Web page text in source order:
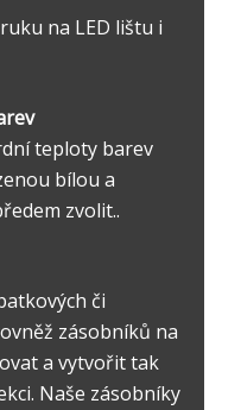
na LED lištu i
teploty barev
bílou a
zvolit..
či
zásobníků na
a vytvořit tak
Naše zásobníky